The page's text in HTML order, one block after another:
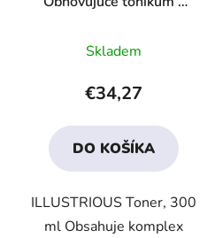
hodnotenie
produktu
je
3,6
z
hviezdičiek.
Skladem
€34,27
DO KOŠÍKA
ILLUSTRIOUS Toner, 300
ml Obsahuje komplex